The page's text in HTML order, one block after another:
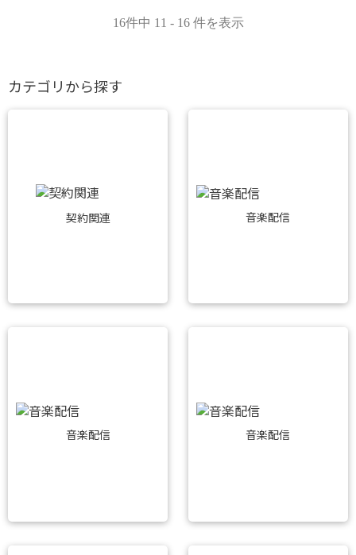
16件中 11 - 16 件を表示
カテゴリから探す
契約関連 音楽配信
音楽配信 音楽配信